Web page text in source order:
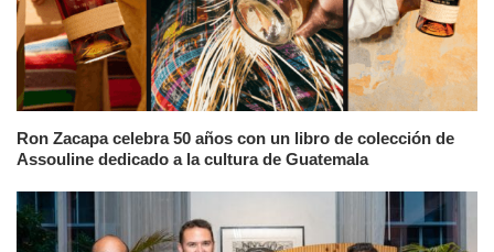
Ron Zacapa celebra 50 años con un libro de colección de
Assouline dedicado a la cultura de Guatemala